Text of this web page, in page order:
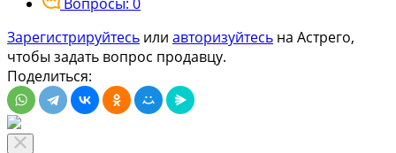
Зарегистрируйтесь или авторизуйтесь на Астрего,
чтобы задать вопрос продавцу.
Поделиться: